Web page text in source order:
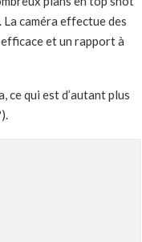
caméra effectue des
et un rapport à
ce qui est d’autant plus